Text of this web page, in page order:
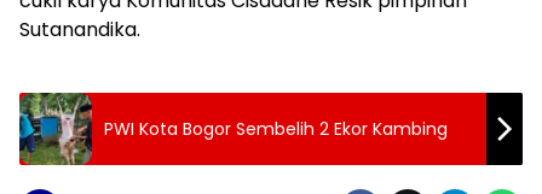
Sutanandika.
PWI Kota Bogor Sembelih 2 Ekor Kambing